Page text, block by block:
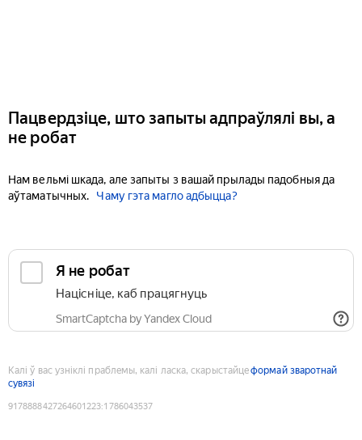
Пацвердзіце, што запыты адпраўлялі вы, а
не робат
Нам вельмі шкада, але запыты з вашай прылады падобныя да
аўтаматычных.
Чаму гэта магло адбыцца?
Я не робат
Націсніце, каб працягнуць
SmartCaptcha by Yandex Cloud
Калі ў вас узніклі праблемы, калі ласка, скарыстайцеформай зваротнай
сувязі
9178888427264601223:1786043537